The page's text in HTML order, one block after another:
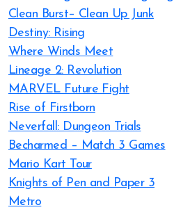
Clean Burst– Clean Up Junk
Destiny: Rising
Where Winds Meet
Lineage 2: Revolution
MARVEL Future Fight
Rise of Firstborn
Neverfall: Dungeon Trials
Becharmed – Match 3 Games
Mario Kart Tour
Knights of Pen and Paper 3
Metro